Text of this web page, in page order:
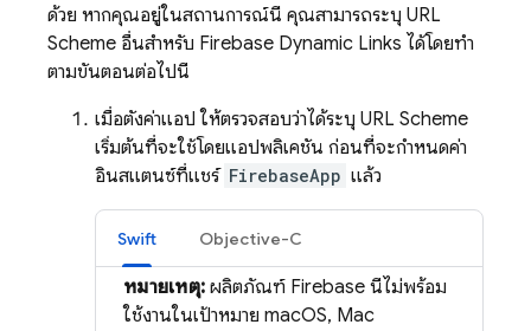
ด้วย หากคุณอยู่ในสถานการณ์นี้ คุณสามารถระบุ URL
Scheme อื่นสำหรับ Firebase Dynamic Links ได้โดยทำ
ตามขั้นตอนต่อไปนี้
เมื่อตั้งค่าแอป ให้ตรวจสอบว่าได้ระบุ URL Scheme
เริ่มต้นที่จะใช้โดยแอปพลิเคชัน ก่อนที่จะกำหนดค่า
อินสแตนซ์ที่แชร์ FirebaseApp แล้ว
Swift Objective-C
หมายเหตุ: ผลิตภัณฑ์ Firebase นี้ไม่พร้อม
ใช้งานในเป้าหมาย macOS, Mac